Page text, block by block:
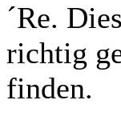
´Re.
richtig
finden.